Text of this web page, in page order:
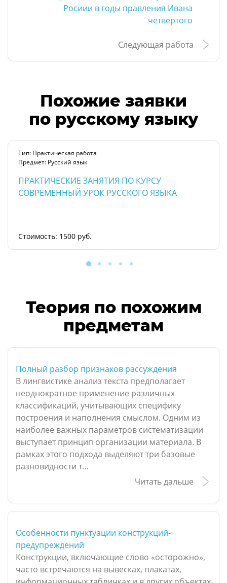
Росиии в годы правления Ивана
четвертого
Следующая работа
Похожие заявки
по русскому языку
Тип: Практическая работа
Предмет: Русский язык
ПРАКТИЧЕСКИЕ ЗАНЯТИЯ ПО КУРСУ
СОВРЕМЕННЫЙ УРОК РУССКОГО ЯЗЫКА
Стоимость: 1500 руб.
Теория по похожим
предметам
Полный разбор признаков рассуждения
В лингвистике анализ текста предполагает
неоднократное применение различных
классификаций, учитывающих специфику
построения и наполнения смыслом. Одним из
наиболее важных параметров систематизации
выступает принцип организации материала. В
рамках этого подхода выделяют три базовые
разновидности т...
Читать дальше
Особенности пунктуации конструкций-
предупреждений
Конструкции, включающие слово «осторожно»,
часто встречаются на вывесках, плакатах,